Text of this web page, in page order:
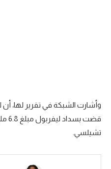
سعودي في الجول
الدوري الإنجليزي
وأشارت الشبكة في تقرير لها،
تشيلسي.